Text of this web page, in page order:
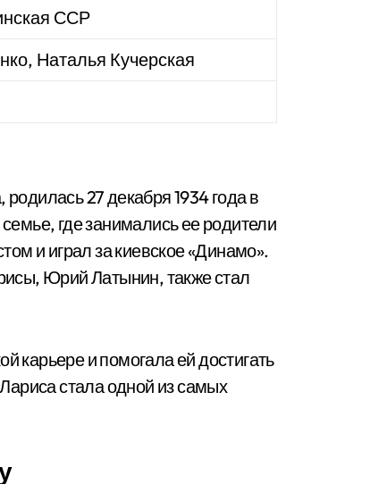
ССР
Наталья Кучерская
27 декабря 1934 года в
где занимались ее родители
и играл за киевское «Динамо».
Юрий Латынин, также стал
карьере и помогала ей достигать
стала одной из самых